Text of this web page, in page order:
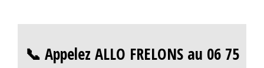
📞 Appelez ALLO FRELONS au 06 75